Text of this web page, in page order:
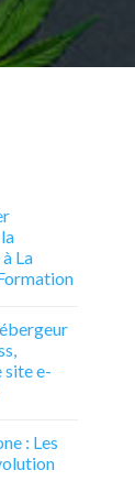
La
site e-
: Les